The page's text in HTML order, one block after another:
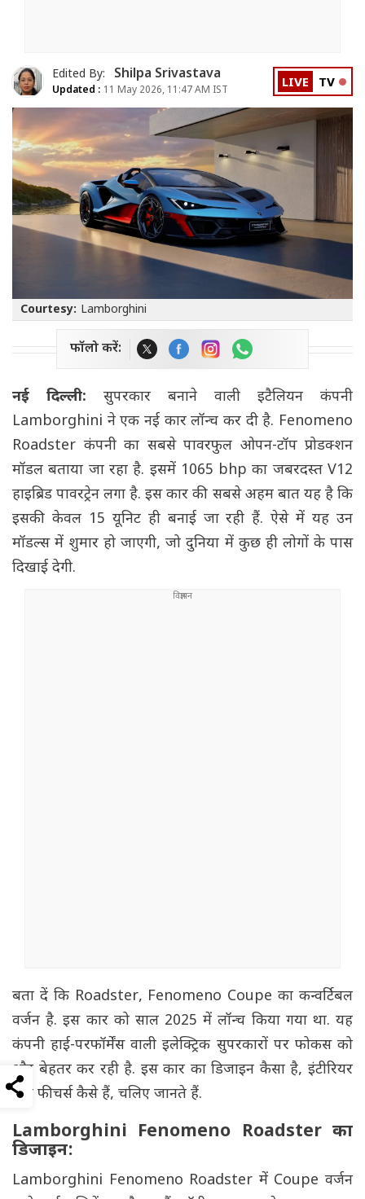
Edited By: Shilpa Srivastava
Updated : 11 May 2026, 11:47 AM IST LIVE TV
Courtesy: Lamborghini
फॉलो करें:
नई दिल्ली: सुपरकार बनाने वाली इटैलियन कंपनी
Lamborghini ने एक नई कार लॉन्च कर दी है. Fenomeno
Roadster कंपनी का सबसे पावरफुल ओपन-टॉप प्रोडक्शन
मॉडल बताया जा रहा है. इसमें 1065 bhp का जबरदस्त V12
हाइब्रिड पावरट्रेन लगा है. इस कार की सबसे अहम बात यह है कि
इसकी केवल 15 यूनिट ही बनाई जा रही हैं. ऐसे में यह उन
मॉडल्स में शुमार हो जाएगी, जो दुनिया में कुछ ही लोगों के पास
दिखाई देगी.
बता दें कि Roadster, Fenomeno Coupe का कन्वर्टिबल
वर्जन है. इस कार को साल 2025 में लॉन्च किया गया था. यह
कंपनी हाई-परफॉर्मेंस वाली इलेक्ट्रिक सुपरकारों पर फोकस को
और बेहतर कर रही है. इस कार का डिजाइन कैसा है, इंटीरियर
और फीचर्स कैसे हैं, चलिए जानते हैं.
Lamborghini Fenomeno Roadster का
डिजाइन:
Lamborghini Fenomeno Roadster में Coupe वर्जन